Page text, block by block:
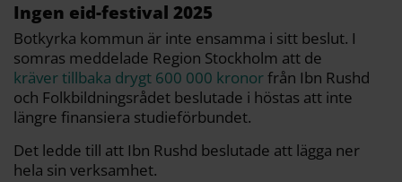
Ingen eid-festival 2025
Botkyrka kommun är inte ensamma i sitt beslut. I
somras meddelade Region Stockholm att de
kräver tillbaka drygt 600 000 kronorfrån Ibn Rushd
och Folkbildningsrådet beslutade i höstas att inte
längre finansiera studieförbundet.
Det ledde till att Ibn Rushd beslutade att lägga ner
hela sin verksamhet.